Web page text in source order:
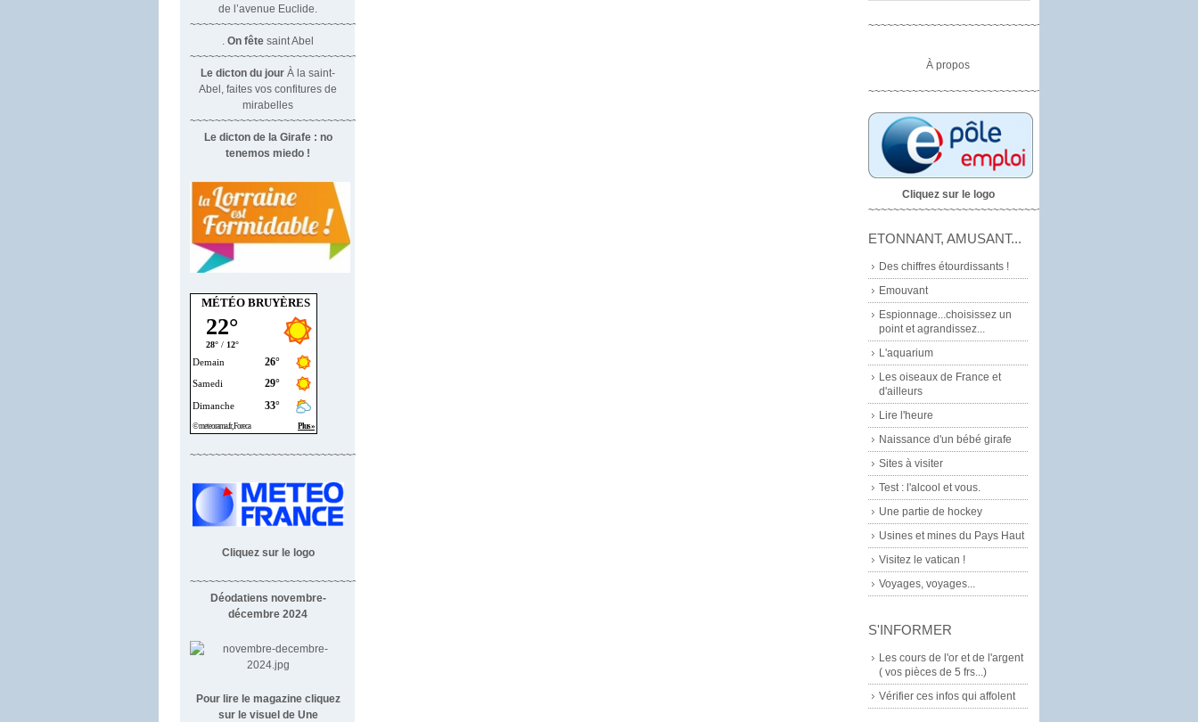
de l’avenue Euclide.
~~~~~~~~~~~~~~~~~~~~~~~~~~~~~~
On fête saint Abel
~~~~~~~~~~~~~~~~~~~~~~~~~~~~~~
Le dicton du jour À la saint-
Abel, faites vos confitures de
mirabelles
~~~~~~~~~~~~~~~~~~~~~~~~~~~~~~~
Le dicton de la Girafe : no
tenemos miedo !
MÉTÉO BRUYÈRES
~~~~~~~~~~~~~~~~~~~~~~~~~~~~
Cliquez sur le logo
~~~~~~~~~~~~~~~~~~~~~~~~~~~~~~~~~~~~
Déodatiens novembre-
décembre 2024
Pour lire le magazine cliquez
sur le visuel de Une
~~~~~~~~~~~~~~~~~~~~~~~~~~~~~~~~
À propos
~~~~~~~~~~~~~~~~~~~~~~~~~~~~
Cliquez sur le logo
~~~~~~~~~~~~~~~~~~~~~~~~~~~~~
ETONNANT, AMUSANT...
Des chiffres étourdissants !
Emouvant
Espionnage...choisissez un
point et agrandissez...
L'aquarium
Les oiseaux de France et
d'ailleurs
Lire l'heure
Naissance d'un bébé girafe
Sites à visiter
Test : l'alcool et vous.
Une partie de hockey
Usines et mines du Pays Haut
Visitez le vatican !
Voyages, voyages...
S'INFORMER
Les cours de l'or et de l'argent
( vos pièces de 5 frs...)
Vérifier ces infos qui affolent